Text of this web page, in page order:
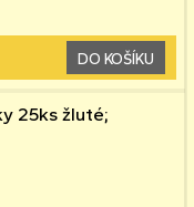
DO KOŠÍKU
25ks žluté;